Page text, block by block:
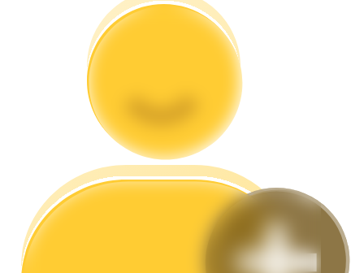
Memandu
Panduan Pemula Berjangka